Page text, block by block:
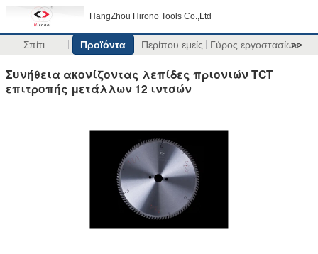
HangZhou Hirono Tools Co.,Ltd
Σπίτι Προϊόντα Περίπου εμείς Γύρος εργοστασίων
>>
Συνήθεια ακονίζοντας λεπίδες πριονιών TCT
επιτροπής μετάλλων 12 ιντσών